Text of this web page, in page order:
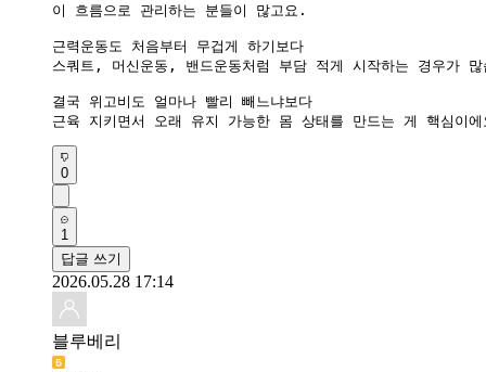
이 흐름으로 관리하는 분들이 많고요.
근력운동도 처음부터 무겁게 하기보다
스쿼트, 머신운동, 밴드운동처럼 부담 적게 시작하는 경우가 많
결국 위고비도 얼마나 빨리 빼느냐보다
근육 지키면서 오래 유지 가능한 몸 상태를 만드는 게 핵심이에
0
1
답글 쓰기
2026.05.28 17:14
블루베리